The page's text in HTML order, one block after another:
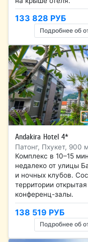
133 828 РУБ
Подробнее об
Andakira Hotel 4*
Патонг, Пхукет, 900
Комплекс в 10–15
недалеко от улицы
и ночных клубов.
территории
конференц-залы.
138 519 РУБ
Подробнее об